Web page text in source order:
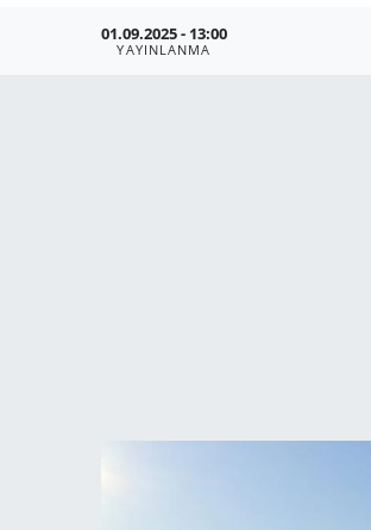
01.09.2025 - 13:00
YAYINLANMA